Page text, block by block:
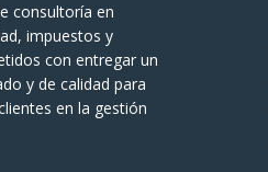
consultoría en
impuestos y
con entregar un
y de calidad para
en la gestión